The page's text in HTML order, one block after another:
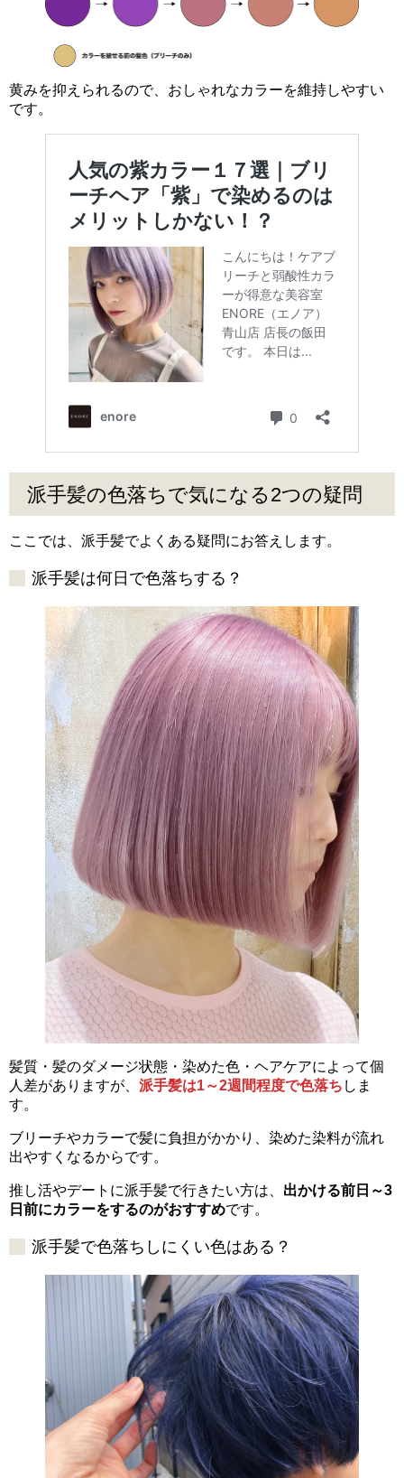
黄みを抑えられるので、おしゃれなカラーを維持しやすい
です。
派手髪の色落ちで気になる2つの疑問
ここでは、派手髪でよくある疑問にお答えします。
派手髪は何日で色落ちする？
髪質・髪のダメージ状態・染めた色・ヘアケアによって個
人差がありますが、 派手髪は1～2週間程度で色落ち しま
す。
ブリーチやカラーで髪に負担がかかり、染めた染料が流れ
出やすくなるからです。
推し活やデートに派手髪で行きたい方は、 出かける前日～3
日前にカラーをするのがおすすめです。
派手髪で色落ちしにくい色はある？